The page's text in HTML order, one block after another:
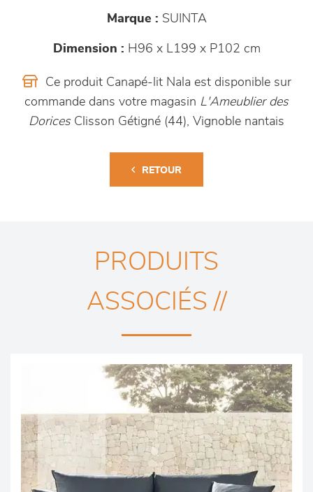
Marque : SUINTA
Dimension : H96 x L199 x P102 cm
Ce produit Canapé-lit Nala est disponible sur
commande dans votre magasin L'Ameublier des
DoricesClisson Gétigné (44), Vignoble nantais
RETOUR
PRODUITS
ASSOCIÉS //